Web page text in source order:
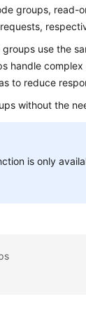
groups, read-
use the
handle
to reduce
without the
is only